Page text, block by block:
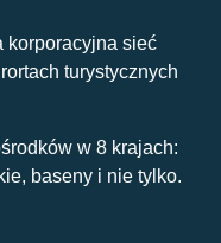
korporacyjna sieć
turystycznych
w 8 krajach:
baseny i nie tylko.